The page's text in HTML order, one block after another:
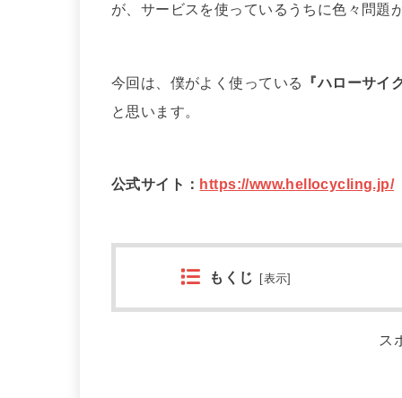
が、サービスを使っているうちに色々問題
今回は、僕がよく使っている
『ハローサイ
と思います。
公式サイト： https://www.hellocycling.jp/
もくじ [表示]
ス